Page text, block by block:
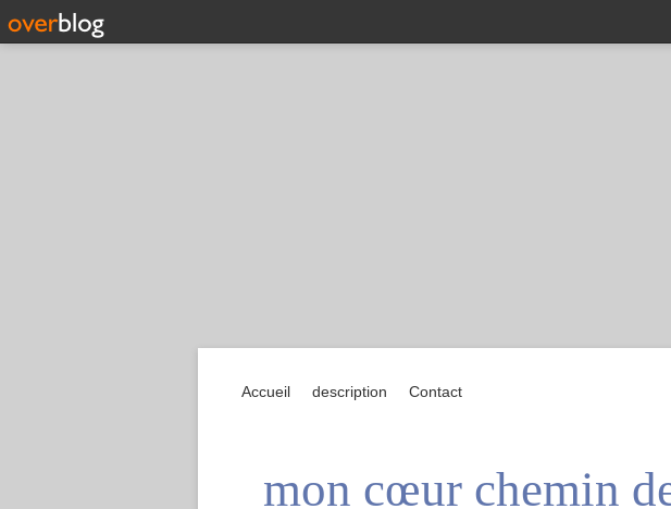
mon cœur chemin
Accueil description Contact